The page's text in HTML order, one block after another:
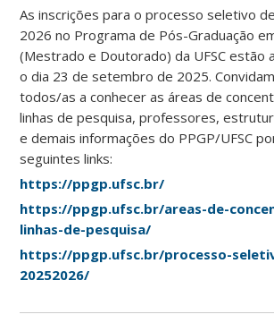
As inscrições para o processo seletivo
2026 no Programa de Pós-Graduação
(Mestrado e Doutorado) da UFSC estão
o dia 23 de setembro de 2025.
todos/as a conhecer as áreas de
linhas de pesquisa, professores,
e demais informações do PPGP/UFSC
seguintes links:
https://ppgp.ufsc.br/
https://ppgp.ufsc.br/areas-de-
linhas-de-pesquisa/
https://ppgp.ufsc.br/processo-
20252026/